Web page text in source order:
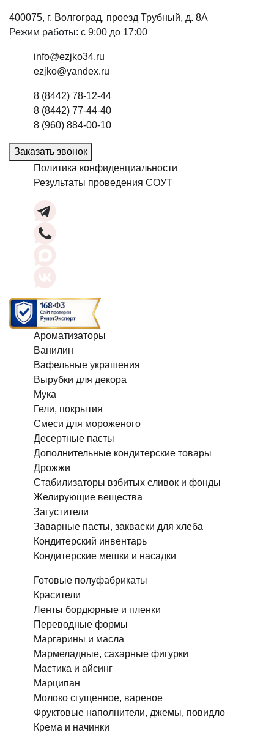
400075, г. Волгоград, проезд Трубный, д. 8А
Режим работы: с 9:00 до 17:00
info@ezjko34.ru
ezjko@yandex.ru
8 (8442) 78-12-44
8 (8442) 77-44-40
8 (960) 884-00-10
Заказать звонок
Политика конфиденциальности
Результаты проведения СОУТ
Ароматизаторы
Ванилин
Вафельные украшения
Вырубки для декора
Мука
Гели, покрытия
Смеси для мороженого
Десертные пасты
Дополнительные кондитерские товары
Дрожжи
Стабилизаторы взбитых сливок и фонды
Желирующие вещества
Загустители
Заварные пасты, закваски для хлеба
Кондитерский инвентарь
Кондитерские мешки и насадки
Готовые полуфабрикаты
Красители
Ленты бордюрные и пленки
Переводные формы
Маргарины и масла
Мармеладные, сахарные фигурки
Мастика и айсинг
Марципан
Молоко сгущенное, вареное
Фруктовые наполнители, джемы, повидло
Крема и начинки